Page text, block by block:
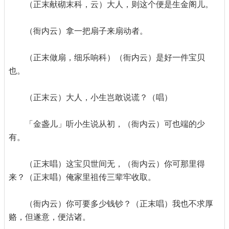
（正末献砌末科，云）大人，则这个便是生金阁儿。
（衙内云）拿一把扇子来扇动者。
（正末做扇，细乐响科）（衙内云）是好一件宝贝
也。
（正末云）大人，小生岂敢说谎？（唱）
「金盏儿」听小生说从初，（衙内云）可也端的少
有。
（正末唱）这宝贝世间无，（衙内云）你可那里得
来？（正末唱）俺家里祖传三辈牢收取。
（衙内云）你可要多少钱钞？（正末唱）我也不求厚
赂，但遂意，便沽诸。